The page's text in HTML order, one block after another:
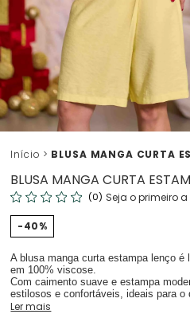
Início BLUSA MANGA CURTA
BLUSA MANGA CURTA
(0) Seja o primeiro
40%
A blusa manga curta estampa lenço
em 100% viscose.
Com caimento suave e estampa
estilosos e confortáveis, ideais para o
Ler mais